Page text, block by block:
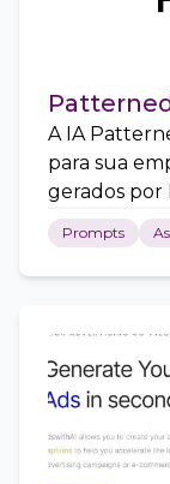
A IA
para sua
gerados por
Prompts